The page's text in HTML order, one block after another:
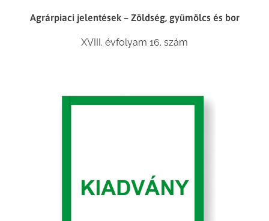
Agrárpiaci jelentések – Zöldség, gyümölcs és bor
XVIII. évfolyam 16. szám